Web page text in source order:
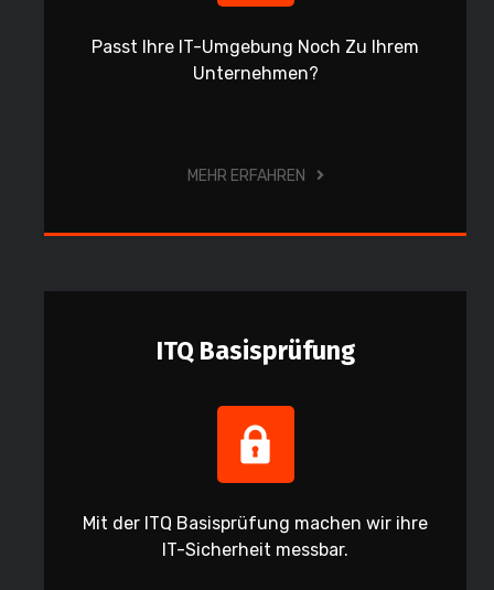
Passt Ihre IT-Umgebung Noch Zu Ihrem
Unternehmen?
MEHR ERFAHREN
ITQ Basisprüfung
Mit der ITQ Basisprüfung machen wir ihre
IT-Sicherheit messbar.